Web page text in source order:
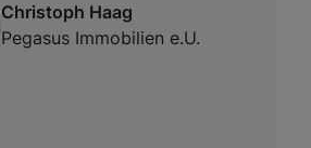
Christoph Haag
Pegasus Immobilien e.U.